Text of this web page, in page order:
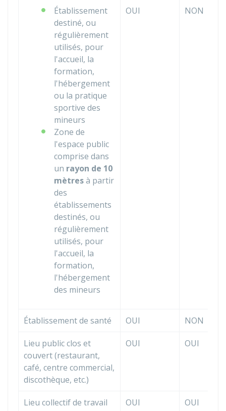
Établissement
destiné, ou
régulièrement
utilisés, pour
l'accueil, la
formation,
l'hébergement
ou la pratique
sportive des
mineurs
Zone de
l'espace public
comprise dans
un rayon de 10
mètresà partir
des
établissements
destinés, ou
régulièrement
utilisés, pour
l'accueil, la
formation,
l'hébergement
des mineurs
OUI NON
Établissement de santé OUI NON
Lieu public clos et
couvert (restaurant,
café, centre commercial,
discothèque, etc.)
OUI OUI
Lieu collectif de travail
OUI OUI